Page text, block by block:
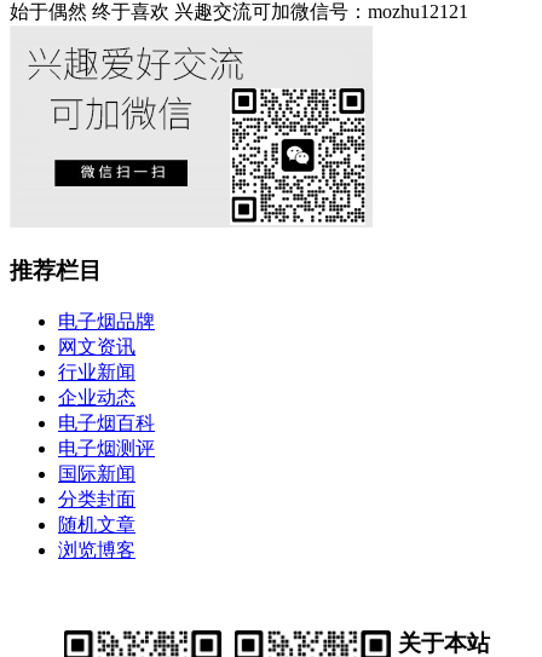
始于偶然 终于喜欢 兴趣交流可加微信号：mozhu12121
推荐栏目
电子烟品牌
网文资讯
行业新闻
企业动态
电子烟百科
电子烟测评
国际新闻
分类封面
随机文章
浏览博客
关于本站